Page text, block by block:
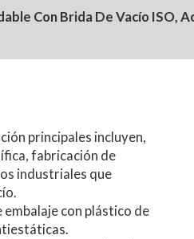
Con Brida De Vacío ISO,
principales incluyen,
fabricación de
industriales que
con plástico de